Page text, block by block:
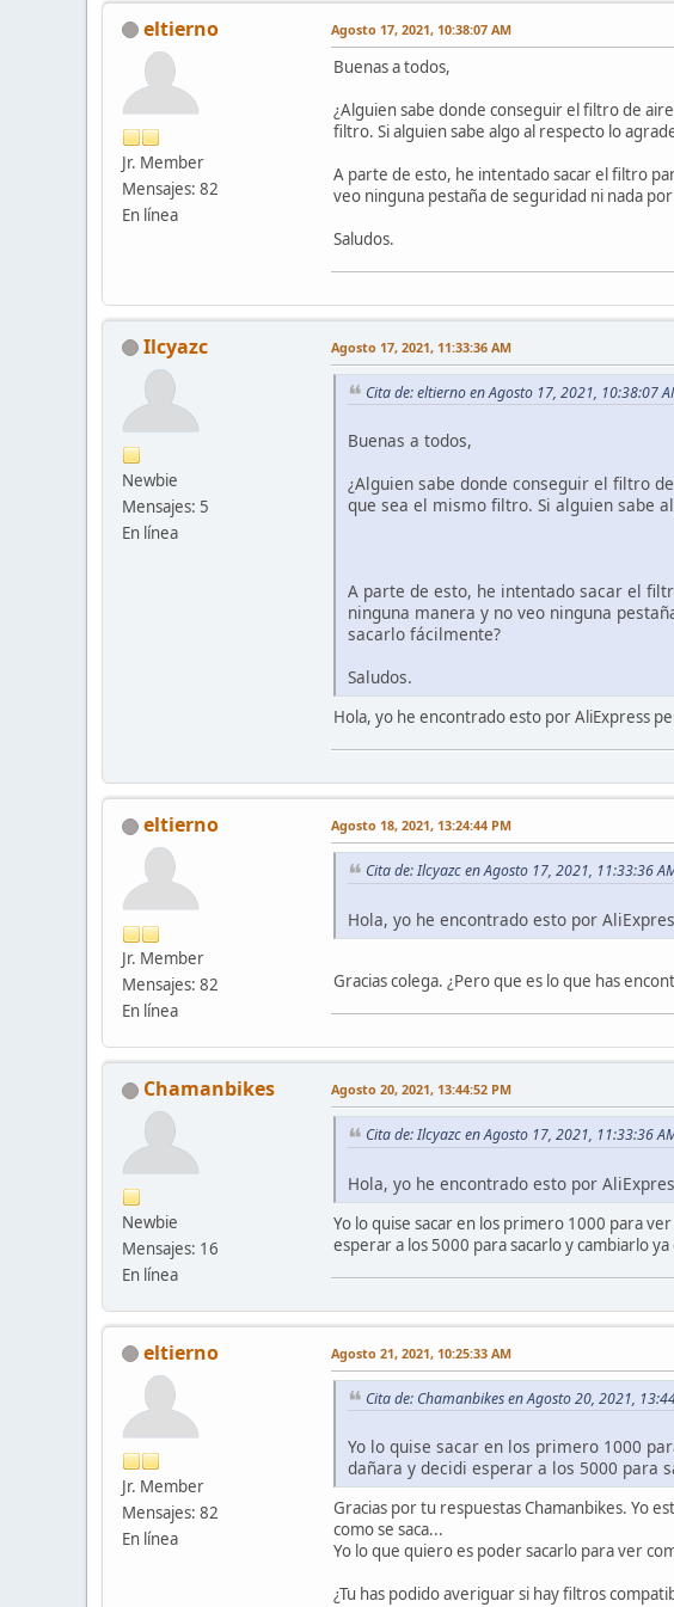
eltierno
Jr. Member
Mensajes: 82
En línea
Agosto 17, 2021, 10:38:07 AM
Buenas a todos,
¿Alguien sabe donde conseguir el filtro de
filtro. Si alguien sabe algo al respecto lo
A parte de esto, he intentado sacar el filtro
veo ninguna pestaña de seguridad ni nada
Saludos.
Ilcyazc
Newbie
Mensajes: 5
En línea
Agosto 17, 2021, 11:33:36 AM
Cita de: eltierno en Agosto 17, 2021, 10:38:07
Buenas a todos,
¿Alguien sabe donde conseguir el filtro
que sea el mismo filtro. Si alguien sabe
A parte de esto, he intentado sacar el
ninguna manera y no veo ninguna
sacarlo fácilmente?
Saludos.
Hola, yo he encontrado esto por AliExpress
eltierno
Jr. Member
Mensajes: 82
En línea
Agosto 18, 2021, 13:24:44 PM
Cita de: Ilcyazc en Agosto 17, 2021, 11:33:36
Hola, yo he encontrado esto por
Gracias colega. ¿Pero que es lo que has
Chamanbikes
Newbie
Mensajes: 16
En línea
Agosto 20, 2021, 13:44:52 PM
Cita de: Ilcyazc en Agosto 17, 2021, 11:33:36
Hola, yo he encontrado esto por
Yo lo quise sacar en los primero 1000 para
esperar a los 5000 para sacarlo y cambiarlo
eltierno
Jr. Member
Mensajes: 82
En línea
Agosto 21, 2021, 10:25:33 AM
Cita de: Chamanbikes en Agosto 20, 2021,
Yo lo quise sacar en los primero 1000
dañara y decidi esperar a los 5000 para
Gracias por tu respuestas Chamanbikes. Yo
como se saca...
Yo lo que quiero es poder sacarlo para ver
¿Tu has podido averiguar si hay filtros